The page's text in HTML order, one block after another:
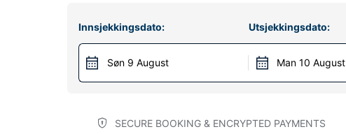
Innsjekkingsdato:
Søn 9 August
Utsjekkingsdato:
Man 10 August
SECURE BOOKING & ENCRYPTED PAYMENTS